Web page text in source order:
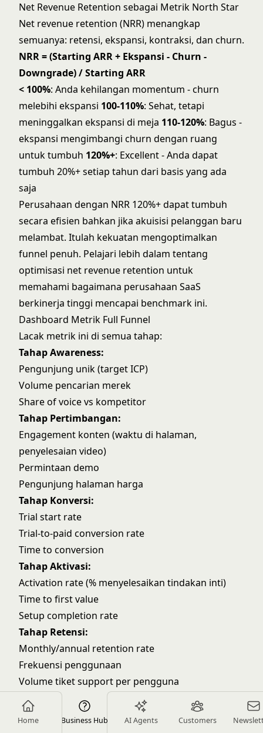
Home Business Hub AI Agents Customers
Net Revenue Retention sebagai Metrik North Star
Net revenue retention (NRR) menangkap
semuanya: retensi, ekspansi, kontraksi, dan churn.
NRR = (Starting ARR + Ekspansi - Churn -
Downgrade) / Starting ARR
< 100%: Anda kehilangan momentum - churn
melebihi ekspansi 100-110%: Sehat, tetapi
meninggalkan ekspansi di meja 110-120%: Bagus -
ekspansi mengimbangi churn dengan ruang
untuk tumbuh 120%+: Excellent - Anda dapat
tumbuh 20%+ setiap tahun dari basis yang ada
saja
Perusahaan dengan NRR 120%+ dapat tumbuh
secara efisien bahkan jika akuisisi pelanggan baru
melambat. Itulah kekuatan mengoptimalkan
funnel penuh. Pelajari lebih dalam tentang
optimisasi net revenue retention untuk
memahami bagaimana perusahaan SaaS
berkinerja tinggi mencapai benchmark ini.
Dashboard Metrik Full Funnel
Lacak metrik ini di semua tahap:
Tahap Awareness:
Pengunjung unik (target ICP)
Volume pencarian merek
Share of voice vs kompetitor
Tahap Pertimbangan:
Engagement konten (waktu di halaman,
penyelesaian video)
Permintaan demo
Pengunjung halaman harga
Tahap Konversi:
Trial start rate
Trial-to-paid conversion rate
Time to conversion
Tahap Aktivasi:
Activation rate (% menyelesaikan tindakan inti)
Time to first value
Setup completion rate
Tahap Retensi:
Monthly/annual retention rate
Frekuensi penggunaan
Volume tiket support per pengguna
Tahap Ekspansi:
Upgrade rate